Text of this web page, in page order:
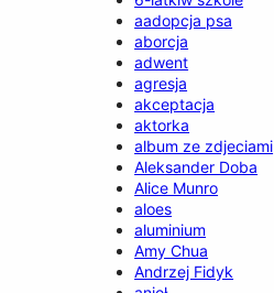
aadopcja psa
aborcja
adwent
agresja
akceptacja
aktorka
album ze zdjeciami
Aleksander Doba
Alice Munro
aloes
aluminium
Amy Chua
Andrzej Fidyk